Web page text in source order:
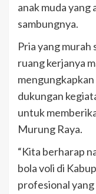
anak muda yang
sambungnya.
Pria yang murah
ruang kerjanya
dukungan
untuk
Murung Raya.
“Kita berharap
bola voli di
profesional